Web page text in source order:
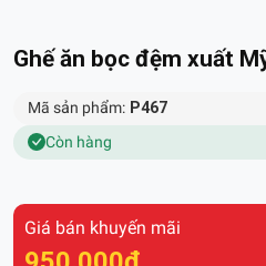
Ghế ăn bọc đệm xuất
Mã sản phẩm:P467
Còn hàng
Giá bán khuyến mãi